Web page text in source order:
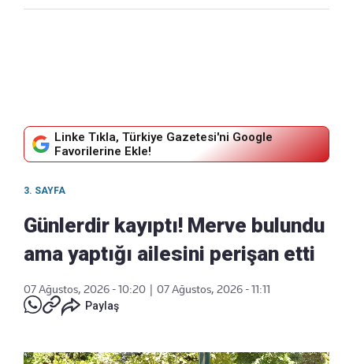
Linke Tıkla, Türkiye Gazetesi'ni Google
Favorilerine Ekle!
3. SAYFA
Günlerdir kayıptı! Merve bulundu
ama yaptığı ailesini perişan etti
07 Ağustos, 2026 - 10:20
07 Ağustos, 2026 - 11:11
Paylaş